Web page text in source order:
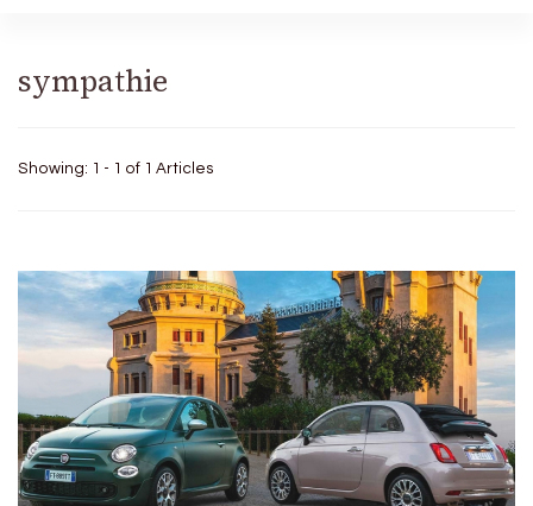
sympathie
Showing: 1 - 1 of 1 Articles